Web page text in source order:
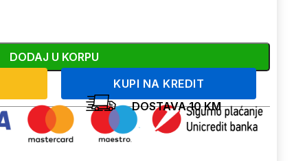
DODAJ U KORPU
KUPI NA KREDIT
DOSTAVA 10 KM